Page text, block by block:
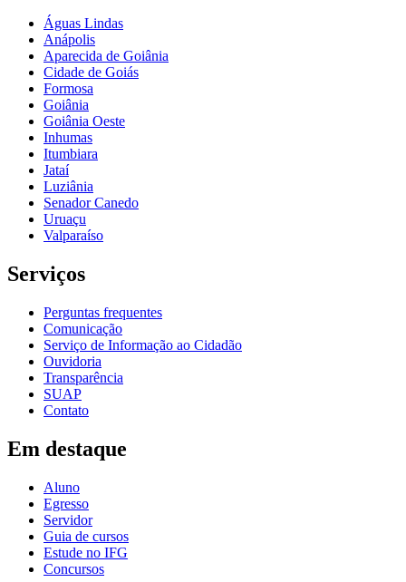
Águas Lindas
Anápolis
Aparecida de Goiânia
Cidade de Goiás
Formosa
Goiânia
Goiânia Oeste
Inhumas
Itumbiara
Jataí
Luziânia
Senador Canedo
Uruaçu
Valparaíso
Serviços
Perguntas frequentes
Comunicação
Serviço de Informação ao Cidadão
Ouvidoria
Transparência
SUAP
Contato
Em destaque
Aluno
Egresso
Servidor
Guia de cursos
Estude no IFG
Concursos